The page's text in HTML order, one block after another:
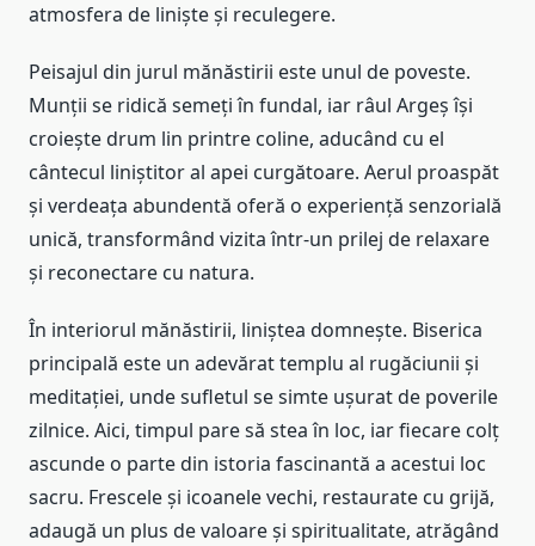
atmosfera de liniște și reculegere.
Peisajul din jurul mănăstirii este unul de poveste.
Munții se ridică semeți în fundal, iar râul Argeș își
croiește drum lin printre coline, aducând cu el
cântecul liniștitor al apei curgătoare. Aerul proaspăt
și verdeața abundentă oferă o experiență senzorială
unică, transformând vizita într-un prilej de relaxare
și reconectare cu natura.
În interiorul mănăstirii, liniștea domnește. Biserica
principală este un adevărat templu al rugăciunii și
meditației, unde sufletul se simte ușurat de poverile
zilnice. Aici, timpul pare să stea în loc, iar fiecare colț
ascunde o parte din istoria fascinantă a acestui loc
sacru. Frescele și icoanele vechi, restaurate cu grijă,
adaugă un plus de valoare și spiritualitate, atrăgând